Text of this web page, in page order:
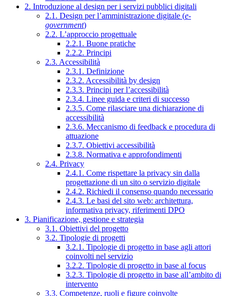
2. Introduzione al design per i servizi pubblici digitali
2.1. Design per l’amministrazione digitale (e-
government)
2.2. L’approccio progettuale
2.2.1. Buone pratiche
2.2.2. Principi
2.3. Accessibilità
2.3.1. Definizione
2.3.2. Accessibilità by design
2.3.3. Principi per l’accessibilità
2.3.4. Linee guida e criteri di successo
2.3.5. Come rilasciare una dichiarazione di
accessibilità
2.3.6. Meccanismo di feedback e procedura di
attuazione
2.3.7. Obiettivi accessibilità
2.3.8. Normativa e approfondimenti
2.4. Privacy
2.4.1. Come rispettare la privacy sin dalla
progettazione di un sito o servizio digitale
2.4.2. Richiedi il consenso quando necessario
2.4.3. Le basi del sito web: architettura,
informativa privacy, riferimenti DPO
3. Pianificazione, gestione e strategia
3.1. Obiettivi del progetto
3.2. Tipologie di progetti
3.2.1. Tipologie di progetto in base agli attori
coinvolti nel servizio
3.2.2. Tipologie di progetto in base al focus
3.2.3. Tipologie di progetto in base all’ambito di
intervento
3.3. Competenze, ruoli e figure coinvolte